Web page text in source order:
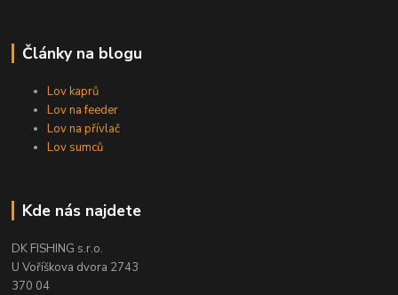
Články na blogu
Lov kaprů
Lov na feeder
Lov na přívlač
Lov sumců
Kde nás najdete
DK FISHING s.r.o.
U Voříškova dvora 2743
370 04